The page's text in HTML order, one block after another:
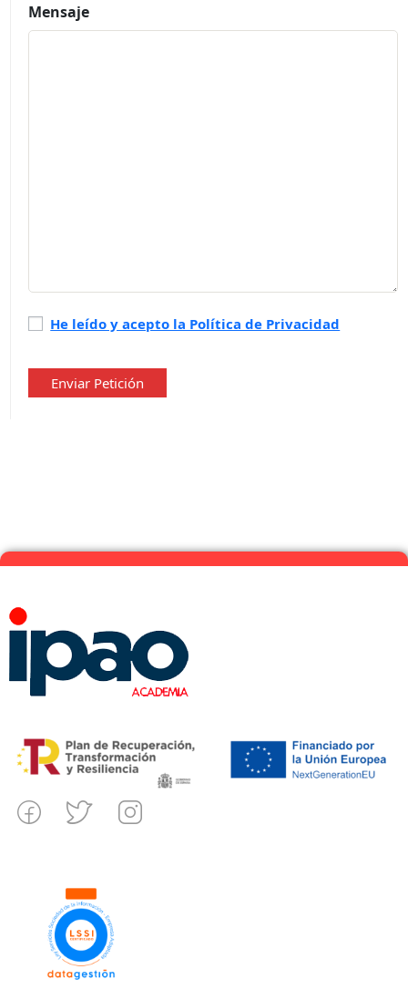
Mensaje
Política
privacidad*
He leído y acepto la Política de Privacidad
Enviar Petición